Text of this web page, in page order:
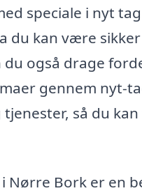
speciale i nyt
du kan være
også drage
gennem nyt-
så du
Nørre Bork er en